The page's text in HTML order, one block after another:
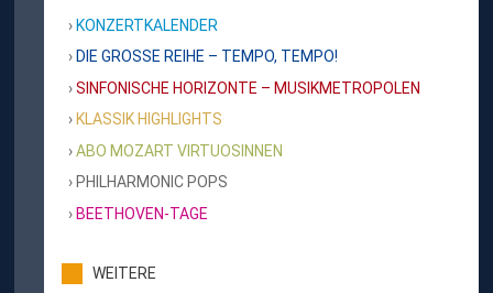
KONZERTKALENDER
DIE GROSSE REIHE – TEMPO, TEMPO!
SINFONISCHE HORIZONTE – MUSIKMETROPOLEN
KLASSIK HIGHLIGHTS
ABO MOZART VIRTUOSINNEN
PHILHARMONIC POPS
BEETHOVEN-TAGE
WEITERE